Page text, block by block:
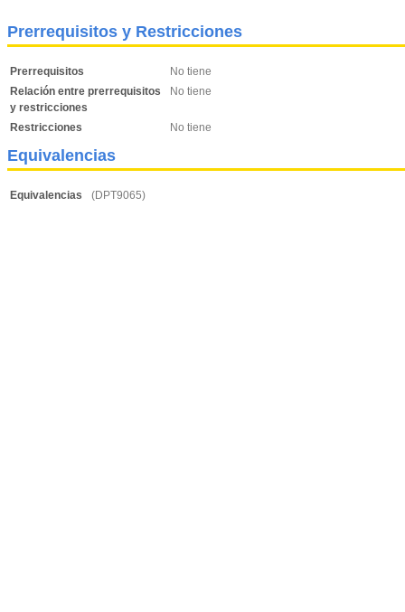
Prerrequisitos y Restricciones
Prerrequisitos
No tiene
Relación entre prerrequisitos
y restricciones
No tiene
Restricciones No tiene
Equivalencias
Equivalencias (DPT9065)